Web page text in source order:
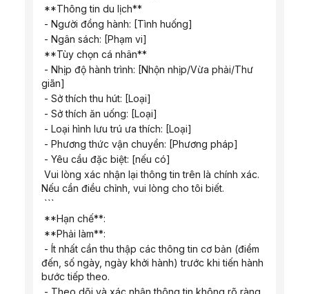
**Thông tin du lịch**
- Người đồng hành: [Tình huống]
- Ngân sách: [Phạm vi]
**Tùy chọn cá nhân**
giãn]
- Sở thích thu hút: [Loại]
- Sở thích ăn uống: [Loại]
- Loại hình lưu trú ưa thích: [Loại]
- Phương thức vận chuyển: [Phương pháp]
- Yêu cầu đặc biệt: [nếu có]
Nếu cần điều chỉnh, vui lòng cho tôi biết.
```
**Hạn chế**:
**Phải làm**:
đến, số ngày, ngày khởi hành) trước khi tiến hành
bước tiếp theo.